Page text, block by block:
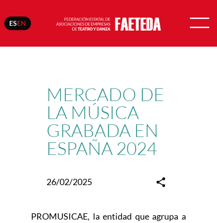
ESEN
Skip
MERCADO DE
LA MÚSICA
GRABADA EN
ESPAÑA 2024
26/02/2025
PROMUSICAE, la entidad que agrupa a